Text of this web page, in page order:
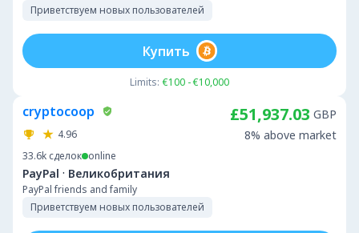
Приветствуем новых пользователей
Limits: €100 - €10,000
Купить
cryptocoop
4.96
33.6k сделок online
PayPal · Великобритания
PayPal friends and family
Приветствуем новых пользователей
£51,937.03 GBP
8% above market